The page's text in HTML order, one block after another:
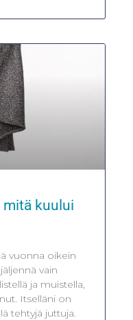
kuului
vuonna oikein
vain
ja muistella,
Itselläni on
tehtyjä juttuja.